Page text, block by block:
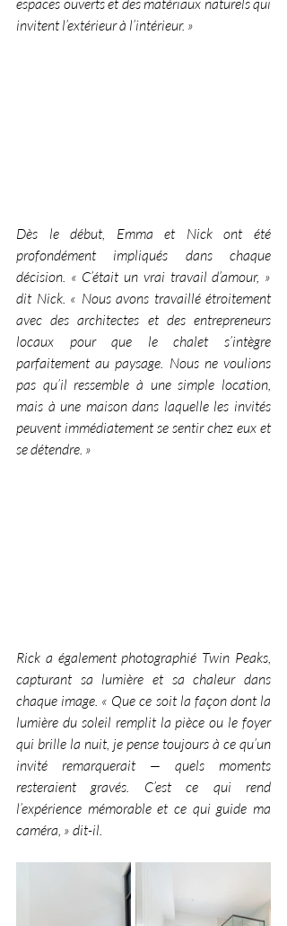
espaces ouverts et des matériaux naturels qui
invitent l’extérieur à l’intérieur. »
Dès le début, Emma et Nick ont été
profondément impliqués dans chaque
décision. « C’était un vrai travail d’amour, »
dit Nick. « Nous avons travaillé étroitement
avec des architectes et des entrepreneurs
locaux pour que le chalet s’intègre
parfaitement au paysage. Nous ne voulions
pas qu’il ressemble à une simple location,
mais à une maison dans laquelle les invités
peuvent immédiatement se sentir chez eux et
se détendre. »
Rick a également photographié Twin Peaks,
capturant sa lumière et sa chaleur dans
chaque image. « Que ce soit la façon dont la
lumière du soleil remplit la pièce ou le foyer
qui brille la nuit, je pense toujours à ce qu’un
invité remarquerait — quels moments
resteraient gravés. C’est ce qui rend
l’expérience mémorable et ce qui guide ma
caméra, » dit-il.